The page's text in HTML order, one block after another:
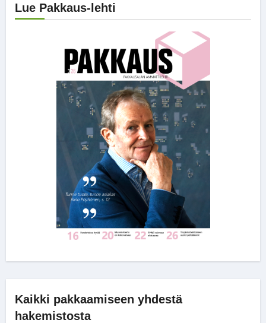
Lue Pakkaus-lehti
Kaikki pakkaamiseen yhdestä
hakemistosta